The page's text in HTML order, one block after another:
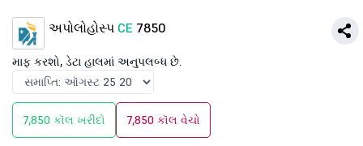
અપોલોહોસ્પ CE 7850
માફ કરશો, ડેટા હાલમાં અનુપલબ્ધ છે.
7,850 કૉલ ખરીદો 7,850 કૉલ વેચો